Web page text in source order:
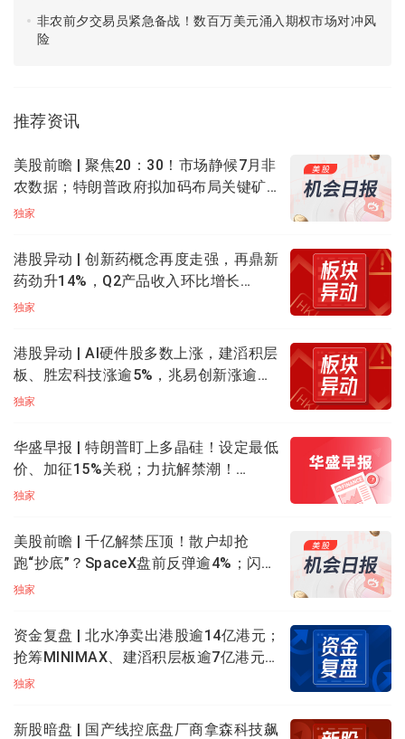
$PDD 135.38 0.55M 1.67M 0.6
$AMD
PUT/CALL：统计上榜个股在交易日中未平仓的看跌与
看涨期权持有比例。
三、期权异动追踪
特斯拉：隔夜涨2.45%，其中 TSLA_241004_C_277.5
行权价在277.5美元、2024年10月04日到期的看涨期
权，成交3.27万张，该张期权涨58.48%。
特斯拉Q3销量即将出炉！分析师一致预期特斯拉
Q3全球总交付量为46.2万辆，同比增长6%。分析
师还表示，到四季度，特斯拉的交付量将达到创
纪录的水平。同时给出了特斯拉310美元的目标
行权价在13.0美元、2024年12月20日到期的看跌期权，
成交1.02万张，该张期权涨0.0%。
权价在22.5美元、2024年10月04日到期的看涨期权，成
交1.37万张，该张期权涨200.0%。
中：
非农前夕交易员紧急备战！数百万美元涌入期权市场对冲风
险
推荐资讯
美股前瞻 | 聚焦20：30！市场静候7月非
农数据；特朗普政府拟加码布局关键矿
产；应用光电计划大规模扩产，光通信
独家
港股异动 | 创新药概念再度走强，再鼎新
药劲升14%，Q2产品收入环比增长
11%；药明生物升逾5%，百济神州升逾
独家
港股异动 | AI硬件股多数上涨，建滔积层
板、胜宏科技涨逾5%，兆易创新涨逾
3%；南方两倍做多海力士跌逾9%
独家
华盛早报 | 特朗普盯上多晶硅！设定最低
价、加征15%关税；力抗解禁潮！
SpaceX反弹逾6%；高盛、小摩大幅加仓
独家
美股前瞻 | 千亿解禁压顶！散户却抢
跑“抄底”？SpaceX盘前反弹逾4%；闪
迪、西数绩后重挫！马斯克喊话存储需
独家
资金复盘 | 北水净卖出港股逾14亿港元；
抢筹MINIMAX、建滔积层板逾7亿港元，
沽出腾讯
独家
新股暗盘 | 国产线控底盘厂商拿森科技飙